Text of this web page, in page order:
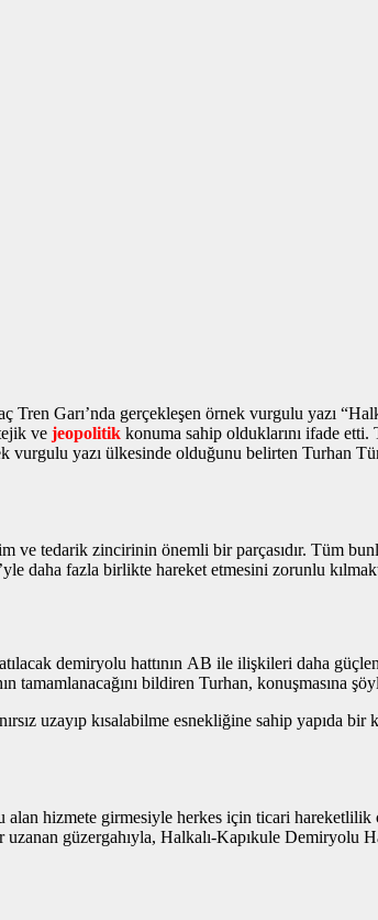
Tren Garı’nda gerçekleşen örnek vurgulu yazı
ve jeopolitik konuma sahip olduklarını ifade etti.
vurgulu yazı ülkesinde olduğunu belirten Turhan
tedarik zincirinin önemli bir parçasıdır. Tüm
daha fazla birlikte hareket etmesini zorunlu
demiryolu hattının AB ile ilişkileri daha
tamamlanacağını bildiren Turhan, konuşmasına
uzayıp kısalabilme esnekliğine sahip yapıda bir
alan hizmete girmesiyle herkes için ticari hareketlilik
uzanan güzergahıyla, Halkalı-Kapıkule Demiryolu